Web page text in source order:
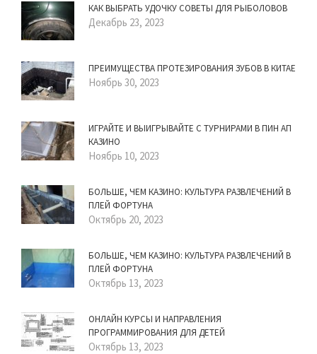
КАК ВЫБРАТЬ УДОЧКУ СОВЕТЫ ДЛЯ РЫБОЛОВОВ
Декабрь 23, 2023
ПРЕИМУЩЕСТВА ПРОТЕЗИРОВАНИЯ ЗУБОВ В КИТАЕ
Ноябрь 30, 2023
ИГРАЙТЕ И ВЫИГРЫВАЙТЕ С ТУРНИРАМИ В ПИН АП
КАЗИНО
Ноябрь 10, 2023
БОЛЬШЕ, ЧЕМ КАЗИНО: КУЛЬТУРА РАЗВЛЕЧЕНИЙ В
ПЛЕЙ ФОРТУНА
Октябрь 20, 2023
БОЛЬШЕ, ЧЕМ КАЗИНО: КУЛЬТУРА РАЗВЛЕЧЕНИЙ В
ПЛЕЙ ФОРТУНА
Октябрь 13, 2023
ОНЛАЙН КУРСЫ И НАПРАВЛЕНИЯ
ПРОГРАММИРОВАНИЯ ДЛЯ ДЕТЕЙ
Октябрь 13, 2023